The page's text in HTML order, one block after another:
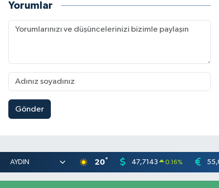
Yorumlar
Gönder
20° 47,7143 0.16%